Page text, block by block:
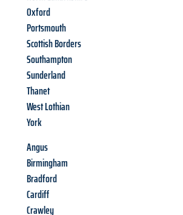
Oxford
Portsmouth
Scottish Borders
Southampton
Sunderland
Thanet
West Lothian
York
Angus
Birmingham
Bradford
Cardiff
Crawley